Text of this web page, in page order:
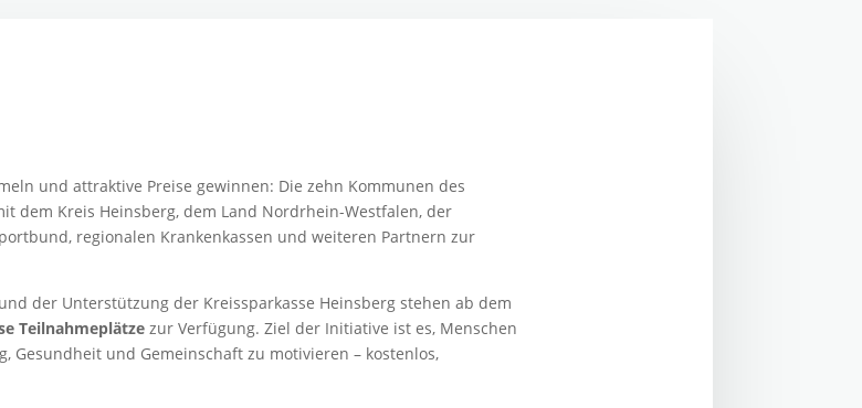
und attraktive Preise gewinnen: Die zehn Kommunen des
dem Kreis Heinsberg, dem Land Nordrhein-Westfalen, der
regionalen Krankenkassen und weiteren Partnern zur
der Unterstützung der Kreissparkasse Heinsberg stehen ab dem
Teilnahmeplätzezur Verfügung. Ziel der Initiative ist es, Menschen
Gesundheit und Gemeinschaft zu motivieren – kostenlos,